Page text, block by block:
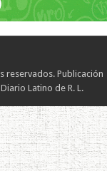
reservados. Publicación
Latino de R. L.